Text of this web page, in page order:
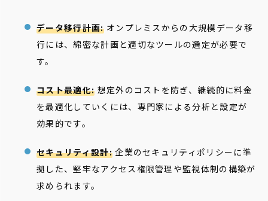
データ移行計画:オンプレミスからの大規模データ移
行には、綿密な計画と適切なツールの選定が必要で
す。
コスト最適化: 想定外のコストを防ぎ、継続的に料金
を最適化していくには、専門家による分析と設定が
効果的です。
セキュリティ設計:企業のセキュリティポリシーに準
拠した、堅牢なアクセス権限管理や監視体制の構築が
求められます。